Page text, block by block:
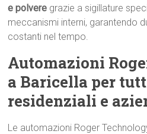
e polvere grazie a sigillature
meccanismi interni, garantendo
costanti nel tempo.
Automazioni
a Baricella per
residenziali e
Le automazioni Roger